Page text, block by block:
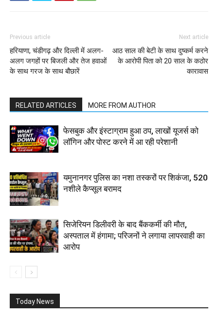
Previous article
हरियाणा, चंडीगढ़ और दिल्ली में अलग-
अलग जगहों पर बिजली और तेज हवाओं
के साथ गरज के साथ बौछारें
Next article
आठ साल की बेटी के साथ दुष्कर्म करने
के आरोपी पिता को 20 साल के कठोर
कारावास
RELATED ARTICLES MORE FROM AUTHOR
फेसबुक और इंस्टाग्राम हुआ ठप, लाखों यूजर्स को
लॉगिन और पोस्ट करने में आ रही परेशानी
यमुनानगर पुलिस का नशा तस्करों पर शिकंजा, 520
नशीले कैप्सूल बरामद
सिजेरियन डिलीवरी के बाद बैंककर्मी की मौत,
अस्पताल में हंगामा; परिजनों ने लगाया लापरवाही का
आरोप
Today News